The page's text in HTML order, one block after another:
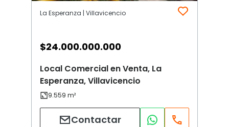
La Esperanza | Villavicencio
$24.000.000.000
Local Comercial en Venta, La
Esperanza, Villavicencio
Contactar